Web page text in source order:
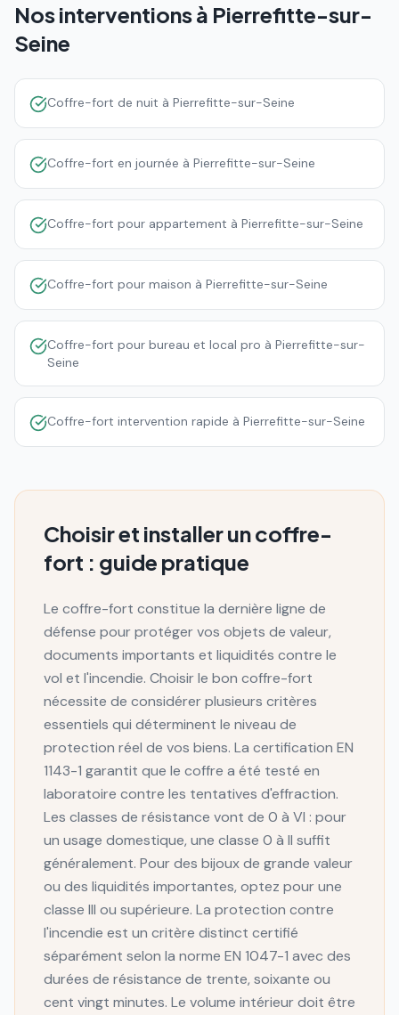
Nos interventions à Pierrefitte-sur-
Seine
Coffre-fort de nuit à Pierrefitte-sur-Seine
Coffre-fort en journée à Pierrefitte-sur-Seine
Coffre-fort pour appartement à Pierrefitte-sur-Seine
Coffre-fort pour maison à Pierrefitte-sur-Seine
Coffre-fort pour bureau et local pro à Pierrefitte-sur-
Seine
Coffre-fort intervention rapide à Pierrefitte-sur-Seine
Choisir et installer un coffre-
fort : guide pratique
Le coffre-fort constitue la dernière ligne de
défense pour protéger vos objets de valeur,
documents importants et liquidités contre le
vol et l'incendie. Choisir le bon coffre-fort
nécessite de considérer plusieurs critères
essentiels qui déterminent le niveau de
protection réel de vos biens. La certification EN
1143-1 garantit que le coffre a été testé en
laboratoire contre les tentatives d'effraction.
Les classes de résistance vont de 0 à VI : pour
un usage domestique, une classe 0 à II suffit
généralement. Pour des bijoux de grande valeur
ou des liquidités importantes, optez pour une
classe III ou supérieure. La protection contre
l'incendie est un critère distinct certifié
séparément selon la norme EN 1047-1 avec des
durées de résistance de trente, soixante ou
cent vingt minutes. Le volume intérieur doit être